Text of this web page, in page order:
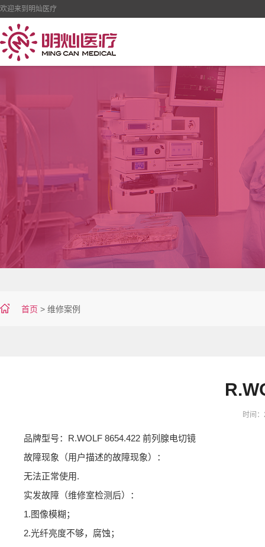
欢迎来到明灿医疗
首页 > 维修案例
时间
品牌型号：R.WOLF 8654.422 前列腺电切镜
故障现象（用户描述的故障现象）：
无法正常使用.
实发故障（维修室检测后）：
1.图像模糊；
2.光纤亮度不够，腐蚀；